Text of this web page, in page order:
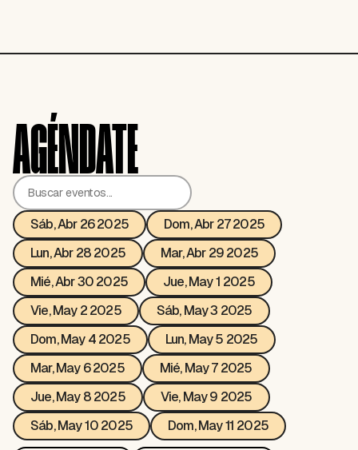
AGÉNDATE
Sáb, Abr 26 2025
Dom, Abr 27 2025
Lun, Abr 28 2025
Mar, Abr 29 2025
Mié, Abr 30 2025
Jue, May 1 2025
Vie, May 2 2025
Sáb, May 3 2025
Dom, May 4 2025
Lun, May 5 2025
Mar, May 6 2025
Mié, May 7 2025
Jue, May 8 2025
Vie, May 9 2025
Sáb, May 10 2025
Dom, May 11 2025